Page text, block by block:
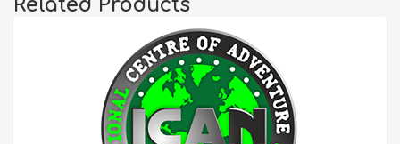
Related Products